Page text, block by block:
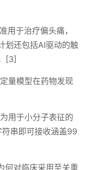
用于治疗偏头痛，
划还包括AI驱动的触
[3]
量模型在药物发现
用于小分子表征的
串即可接收涵盖99
何对临床采用至关重